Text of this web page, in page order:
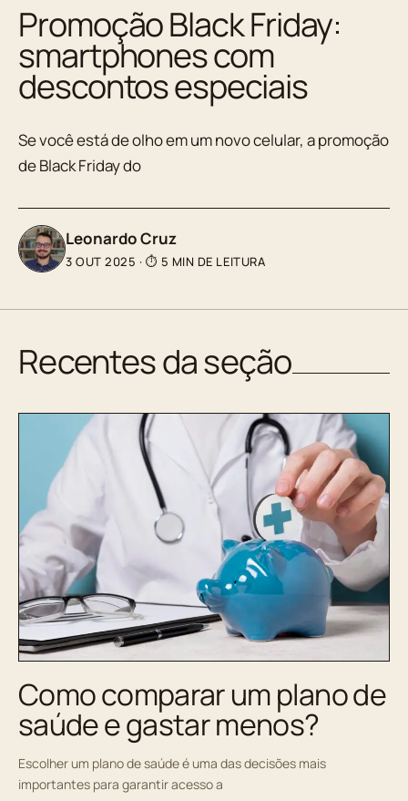
Promoção Black Friday:
smartphones com
descontos especiais
Se você está de olho em um novo celular, a promoção
de Black Friday do
Leonardo Cruz
3 OUT 2025 · ⏱ 5 MIN DE LEITURA
Recentes da seção
Como comparar um plano de
saúde e gastar menos?
Escolher um plano de saúde é uma das decisões mais
importantes para garantir acesso a